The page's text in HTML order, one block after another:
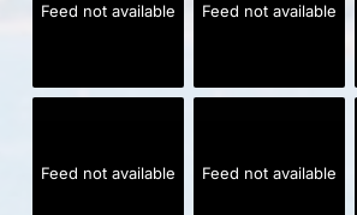
Feed not available Feed not available
Feed not available Feed not available